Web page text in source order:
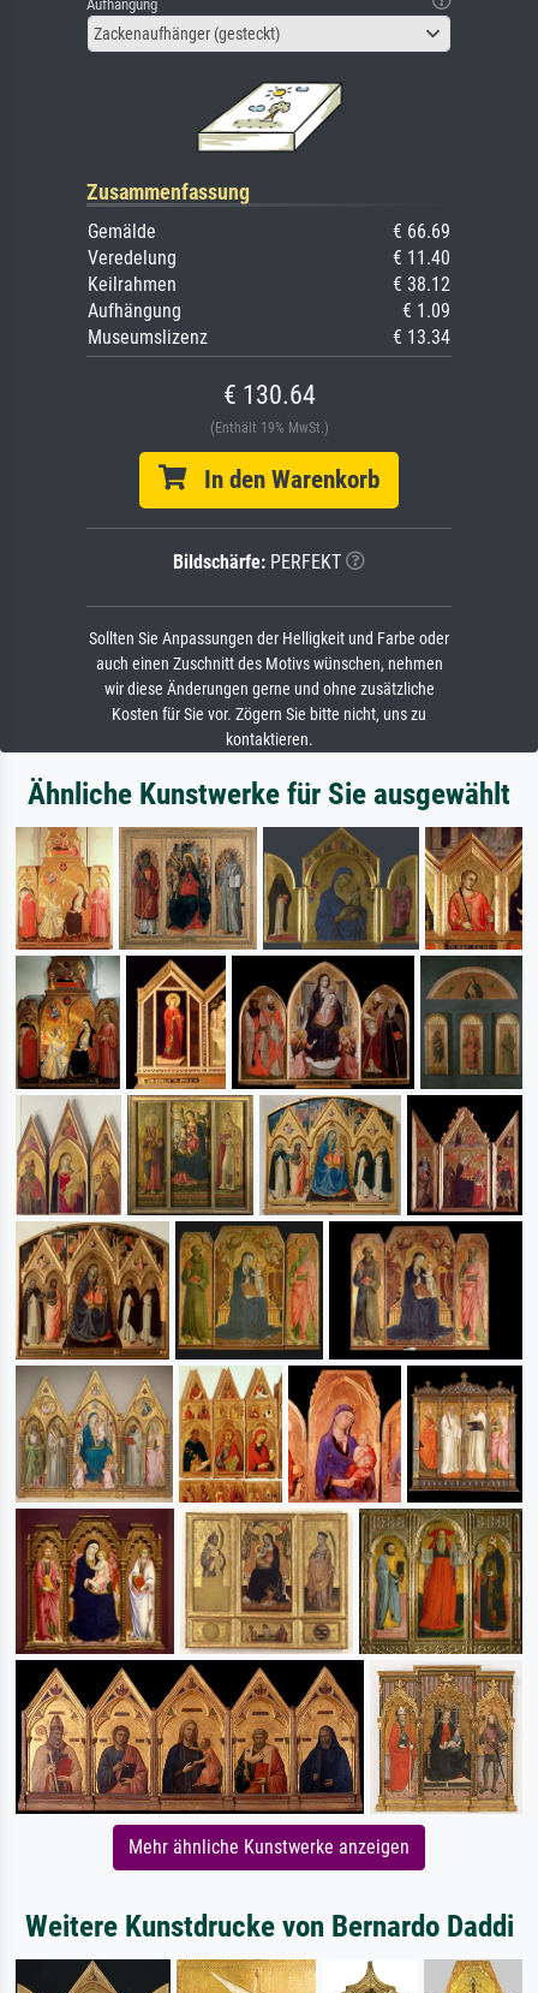
Aufhängung
Zackenaufhänger (gesteckt)
Zusammenfassung
Gemälde
€ 66.69
Veredelung
€ 11.40
Keilrahmen
€ 38.12
Aufhängung
€ 1.09
Museumslizenz
€ 13.34
€ 130.64
(Enthält 19% MwSt.)
In den Warenkorb
Bildschärfe: PERFEKT
Sollten Sie Anpassungen der Helligkeit und Farbe oder
auch einen Zuschnitt des Motivs wünschen, nehmen
wir diese Änderungen gerne und ohne zusätzliche
Kosten für Sie vor. Zögern Sie bitte nicht, uns zu
kontaktieren.
Ähnliche Kunstwerke für Sie ausgewählt
Mehr ähnliche Kunstwerke anzeigen
Weitere Kunstdrucke von Bernardo Daddi